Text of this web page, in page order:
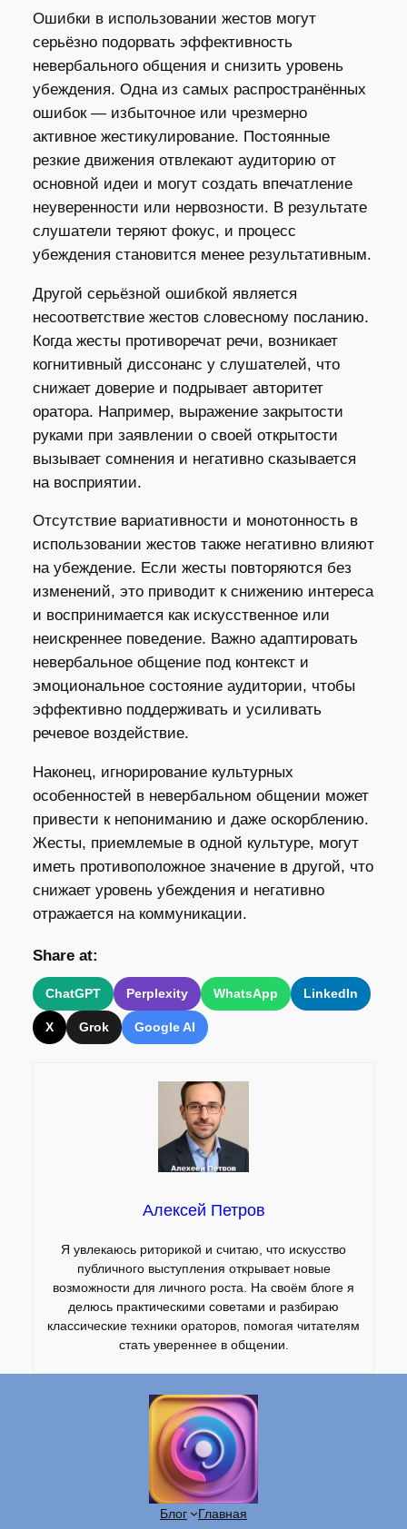
Ошибки в использовании жестов могут
серьёзно подорвать эффективность
невербального общения и снизить уровень
убеждения. Одна из самых распространённых
ошибок — избыточное или чрезмерно
активное жестикулирование. Постоянные
резкие движения отвлекают аудиторию от
основной идеи и могут создать впечатление
неуверенности или нервозности. В результате
слушатели теряют фокус, и процесс
убеждения становится менее результативным.
Другой серьёзной ошибкой является
несоответствие жестов словесному посланию.
Когда жесты противоречат речи, возникает
когнитивный диссонанс у слушателей, что
снижает доверие и подрывает авторитет
оратора. Например, выражение закрытости
руками при заявлении о своей открытости
вызывает сомнения и негативно сказывается
на восприятии.
Отсутствие вариативности и монотонность в
использовании жестов также негативно влияют
на убеждение. Если жесты повторяются без
изменений, это приводит к снижению интереса
и воспринимается как искусственное или
неискреннее поведение. Важно адаптировать
невербальное общение под контекст и
эмоциональное состояние аудитории, чтобы
эффективно поддерживать и усиливать
речевое воздействие.
Наконец, игнорирование культурных
особенностей в невербальном общении может
привести к непониманию и даже оскорблению.
Жесты, приемлемые в одной культуре, могут
иметь противоположное значение в другой, что
снижает уровень убеждения и негативно
отражается на коммуникации.
Share at:
ChatGPT Perplexity WhatsApp LinkedIn
X Grok Google AI
Алексей Петров
Я увлекаюсь риторикой и считаю, что искусство
публичного выступления открывает новые
возможности для личного роста. На своём блоге я
делюсь практическими советами и разбираю
классические техники ораторов, помогая читателям
стать увереннее в общении.
Блог Главная